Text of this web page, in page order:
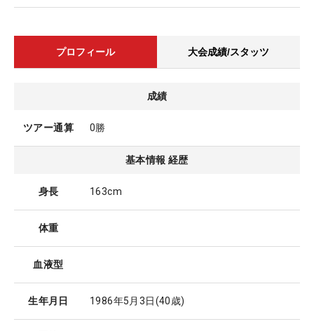
プロフィール 大会成績/スタッツ
成績
ツアー通算 0勝
基本情報 経歴
身長 163cm
体重
血液型
生年月日 1986年5月3日(40歳)